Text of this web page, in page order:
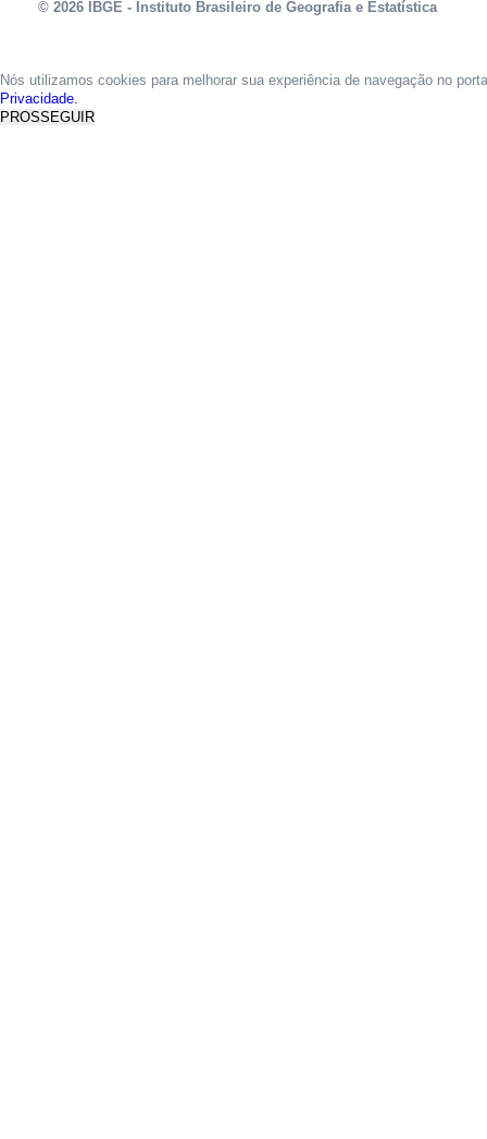
© 2026 IBGE - Instituto Brasileiro de Geografia e Estatística
Nós utilizamos cookies para melhorar sua experiência de navegação no
Privacidade.
PROSSEGUIR